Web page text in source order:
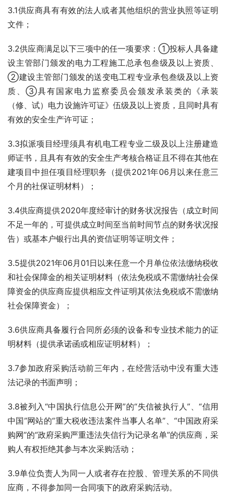
3.1供应商具有有效的法人或者其他组织的营业执照等证明
文件；
3.2供应商满足以下三项中的任一项要求：①投标人具备建
设主管部门颁发的电力工程施工总承包叁级及以上资质、
②建设主管部门颁发的送变电工程专业承包叁级及以上资
质、③具有国家电力监察委员会颁发承装类的《承装
（修、试）电力设施许可证》伍级及以上资质，且同时具有
有效的安全生产许可证；
3.3拟派项目经理须具有机电工程专业二级及以上注册建造
师证书，且具有有效的安全生产考核合格证且不得在其他在
建项目中担任项目经理职务（提供2021年06月以来任意三
个月的社保证明材料）；
3.4供应商提供2020年度经审计的财务状况报告（成立时间
不足一年的，可提供成立时间至当前时间节点的财务状况报
告）或基本户银行出具的资信证明等证明文件；
3.5提供2021年06月01日以来任意一个月单位依法缴纳税收
和社会保障金的相关证明材料（依法免税或不需缴纳社会保
障资金的供应商应提供相应文件证明其依法免税或不需缴纳
社会保障资金）；
3.6供应商具备履行合同所必须的设备和专业技术能力的证
明材料（提供承诺函或相应证明材料）；
3.7参加政府采购活动前三年内，在经营活动中没有重大违
法记录的书面声明；
3.8被列入“中国执行信息公开网”的“失信被执行人”、“信用
中国”网站的“重大税收违法案件当事人名单”、“中国政府采
购网”的“政府采购严重违法失信行为记录名单”的供应商，采
购人有权拒绝其参与本次采购活动；
3.9单位负责人为同一人或者存在控股、管理关系的不同供
应商，不得参加同一合同项下的政府采购活动。